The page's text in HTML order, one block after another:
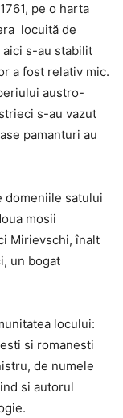
pe o harta
locuită de
aici s-au stabilit
a fost relativ mic.
austro-
s-au vazut
pamanturi au
domeniile satului
mosii
Mirievschi, înalt
un bogat
locului:
si romanesti
de numele
si autorul